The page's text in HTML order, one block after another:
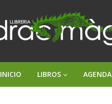
INICIO LIBROS AGENDA